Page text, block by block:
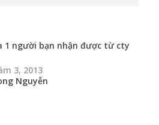
1 người bạn nhận được từ cty
3, 2013
Nguyễn